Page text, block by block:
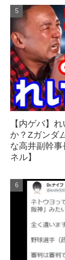
【内ゲバ】
か？Zガンダ
な高井副幹
ネル】